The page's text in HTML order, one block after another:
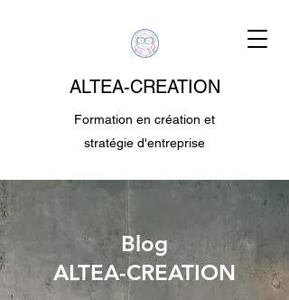
ALTEA-CREATION
Formation en création et
stratégie d'entreprise
Blog
ALTEA-CREATION